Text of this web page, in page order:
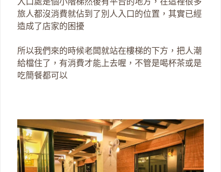
旅人都沒消費就佔到了別人入口的位置，其實已經
造成了店家的困擾
所以我們來的時候老闆就站在樓梯的下方，把人潮
給檔住了，有消費才能上去喔，不管是喝杯茶或是
吃簡餐都可以